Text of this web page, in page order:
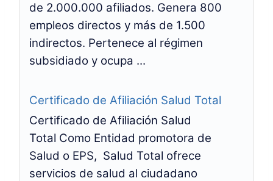
de 2.000.000 afiliados. Genera 800
empleos directos y más de 1.500
indirectos. Pertenece al régimen
subsidiado y ocupa ...
Certificado de Afiliación Salud Total
Certificado de Afiliación Salud
Total Como Entidad promotora de
Salud o EPS, Salud Total ofrece
servicios de salud al ciudadano